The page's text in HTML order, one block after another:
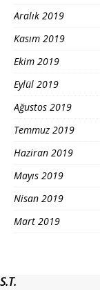
Aralık 2019
Kasım 2019
Ekim 2019
Eylül 2019
Ağustos 2019
Temmuz 2019
Haziran 2019
Mayıs 2019
Nisan 2019
Mart 2019
S.T.